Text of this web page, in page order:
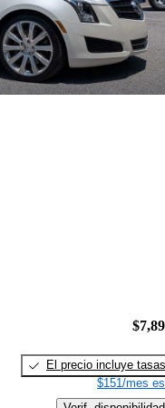
El precio incluye tasas
$151/mes